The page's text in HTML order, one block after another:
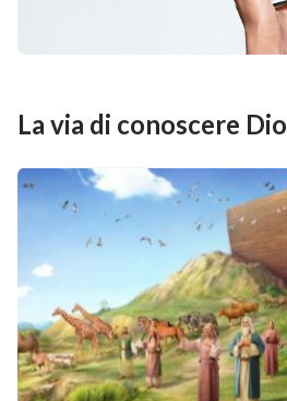
La via di conoscere Dio